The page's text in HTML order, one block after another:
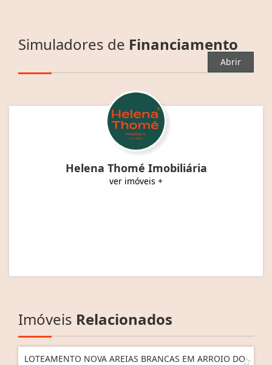
Simuladores de Financiamento
Abrir
Helena Thomé Imobiliária
ver imóveis +
Imóveis Relacionados
LOTEAMENTO NOVA AREIAS BRANCAS EM ARROIO DO